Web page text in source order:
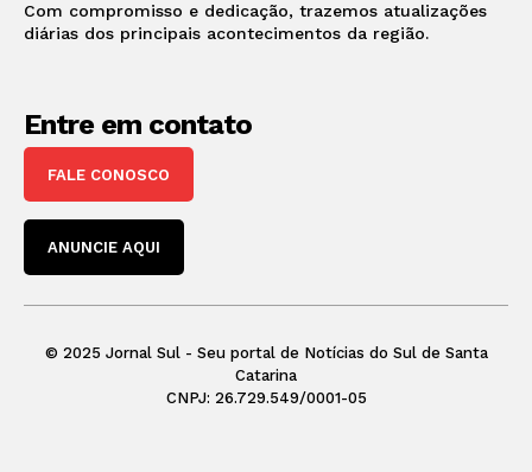
Com compromisso e dedicação, trazemos atualizações
diárias dos principais acontecimentos da região.
Entre em contato
FALE CONOSCO
ANUNCIE AQUI
© 2025 Jornal Sul - Seu portal de Notícias do Sul de Santa
Catarina
CNPJ: 26.729.549/0001-05